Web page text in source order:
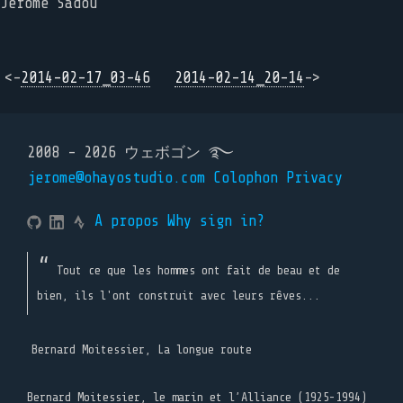
<-2014-02-17_03-46 2014-02-14_20-14->
2008 - 2026 ウェボゴン ࿐
jerome@ohayostudio.com Colophon Privacy
A propos Why sign in?
Tout ce que les hommes ont fait de beau et de
bien, ils l'ont construit avec leurs rêves...
Bernard Moitessier, La longue route
Bernard Moitessier, le marin et l’Alliance (1925-1994)